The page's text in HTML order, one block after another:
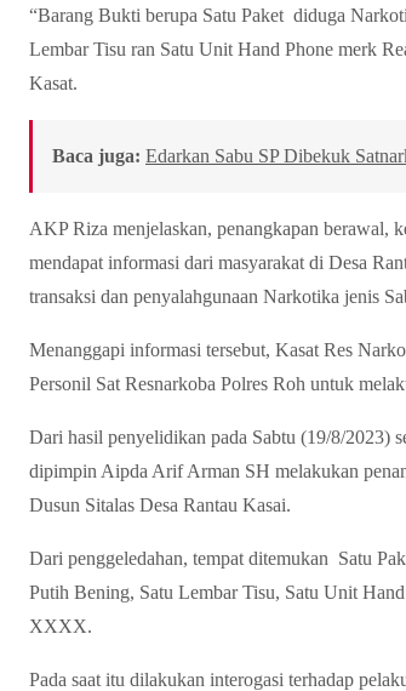
“Barang Bukti berupa Satu Paket diduga
Lembar Tisu ran Satu Unit Hand Phone merk
Kasat.
Baca juga: Edarkan Sabu SP Dibekuk
AKP Riza menjelaskan, penangkapan berawal,
mendapat informasi dari masyarakat di Desa
transaksi dan penyalahgunaan Narkotika jenis
Menanggapi informasi tersebut, Kasat Res
Personil Sat Resnarkoba Polres Roh untuk
Dari hasil penyelidikan pada Sabtu (19/8/2023)
dipimpin Aipda Arif Arman SH melakukan
Dusun Sitalas Desa Rantau Kasai.
Dari penggeledahan, tempat ditemukan Satu
Putih Bening, Satu Lembar Tisu, Satu Unit
XXXX.
Pada saat itu dilakukan interogasi terhadap